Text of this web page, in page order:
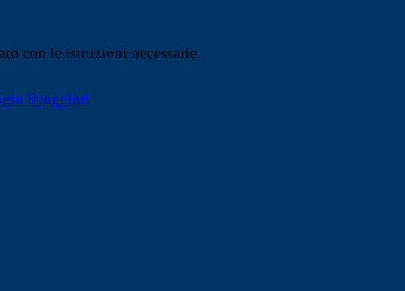
con le istruzioni necessarie.
Spaggiari